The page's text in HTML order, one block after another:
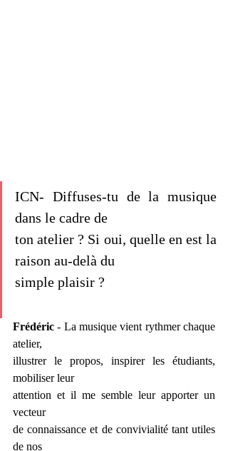
ICN- Diffuses-tu de la musique
dans le cadre de
ton atelier ? Si oui, quelle en est la
raison au-delà du
simple plaisir ?
Frédéric - La musique vient rythmer chaque
atelier,
illustrer le propos, inspirer les étudiants,
mobiliser leur
attention et il me semble leur apporter un
vecteur
de connaissance et de convivialité tant utiles
de nos